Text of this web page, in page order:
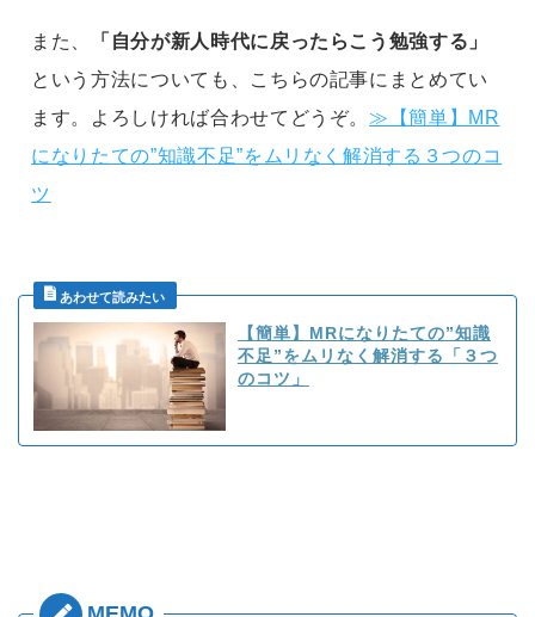
また、
「自分が新人時代に戻ったらこう勉強する」
という方法についても、こちらの記事にまとめてい
ます。よろしければ合わせてどうぞ。≫【簡単】MR
になりたての”知識不足”をムリなく解消する３つのコ
ツ
【簡単】MRになりたての”知識
不足”をムリなく解消する「３つ
のコツ」